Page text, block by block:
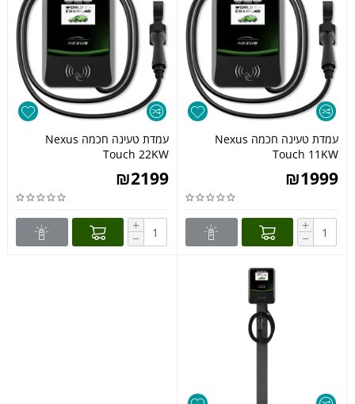
עמדת טעינה חכמה Nexus
Touch 11KW
₪1999
+
−
עמדת טעינה חכמה Nexus
Touch 22KW
₪2199
+
−